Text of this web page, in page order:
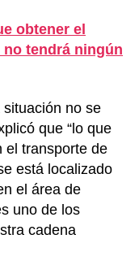
obtener el
tendrá ningún
no se
que “lo que
el transporte de
está localizado
el área de
uno de los
cadena